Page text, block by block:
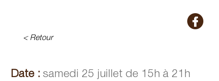
< Retour
Date : samedi 25 juillet de 15h à 21h